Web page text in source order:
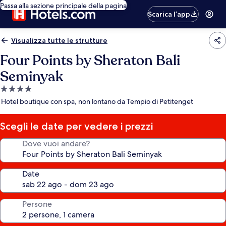
Passa alla sezione principale della pagina
Scarica l’app
Visualizza tutte le strutture
Four Points by Sheraton Bali
Seminyak
Struttura
a
stelle
Hotel boutique con spa, non lontano da Tempio di Petitenget
Scegli le date per vedere i prezzi
Dove vuoi andare?
Date
Persone